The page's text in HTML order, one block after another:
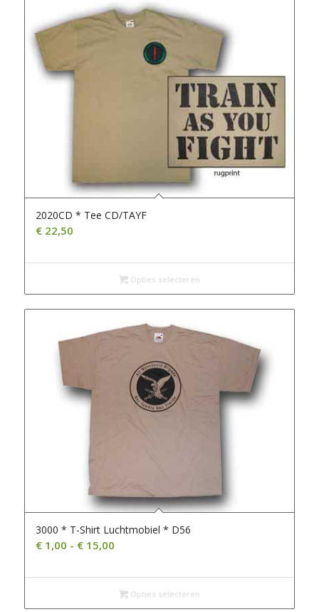
2020CD * Tee CD/TAYF
€22,50
Opties selecteren
3000 * T-Shirt Luchtmobiel * D56
€1,00 - €15,00Prijsklasse:
tot
€ 15,00
Opties selecteren